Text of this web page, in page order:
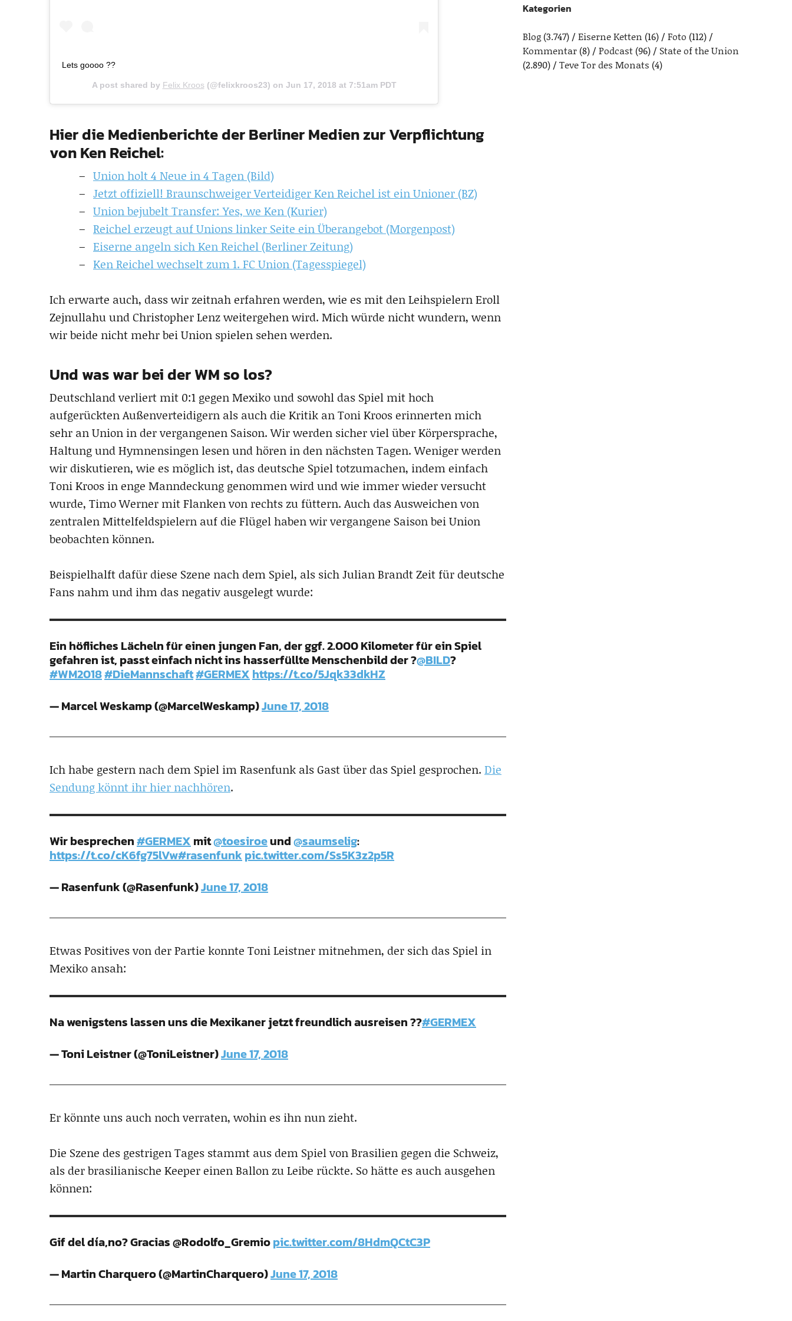
Lets goooo ??
A post shared by Felix Kroos (@felixkroos23) on Jun 17, 2018 at 7:51am PDT
Hier die Medienberichte der Berliner Medien zur Verpflichtung
von Ken Reichel:
Union holt 4 Neue in 4 Tagen (Bild)
Jetzt offiziell! Braunschweiger Verteidiger Ken Reichel ist ein Unioner (BZ)
Union bejubelt Transfer: Yes, we Ken (Kurier)
Reichel erzeugt auf Unions linker Seite ein Überangebot (Morgenpost)
Eiserne angeln sich Ken Reichel (Berliner Zeitung)
Ken Reichel wechselt zum 1. FC Union (Tagesspiegel)
Ich erwarte auch, dass wir zeitnah erfahren werden, wie es mit den Leihspielern Eroll
Zejnullahu und Christopher Lenz weitergehen wird. Mich würde nicht wundern, wenn
wir beide nicht mehr bei Union spielen sehen werden.
Und was war bei der WM so los?
Deutschland verliert mit 0:1 gegen Mexiko und sowohl das Spiel mit hoch
aufgerückten Außenverteidigern als auch die Kritik an Toni Kroos erinnerten mich
sehr an Union in der vergangenen Saison. Wir werden sicher viel über Körpersprache,
Haltung und Hymnensingen lesen und hören in den nächsten Tagen. Weniger werden
wir diskutieren, wie es möglich ist, das deutsche Spiel totzumachen, indem einfach
Toni Kroos in enge Manndeckung genommen wird und wie immer wieder versucht
wurde, Timo Werner mit Flanken von rechts zu füttern. Auch das Ausweichen von
zentralen Mittelfeldspielern auf die Flügel haben wir vergangene Saison bei Union
beobachten können.
Beispielhalft dafür diese Szene nach dem Spiel, als sich Julian Brandt Zeit für deutsche
Fans nahm und ihm das negativ ausgelegt wurde:
Ein höfliches Lächeln für einen jungen Fan, der ggf. 2.000 Kilometer für ein Spiel
gefahren ist, passt einfach nicht ins hasserfüllte Menschenbild der ?@BILD?
#WM2018#DieMannschaft#GERMEX https://t.co/5Jqk33dkHZ
— Marcel Weskamp (@MarcelWeskamp)June 17, 2018
Ich habe gestern nach dem Spiel im Rasenfunk als Gast über das Spiel gesprochen. Die
Sendung könnt ihr hier nachhören.
Wir besprechen#GERMEX mit@toesiroeund@saumselig:
https://t.co/cK6fg75lVw#rasenfunk pic.twitter.com/Ss5K3z2p5R
— Rasenfunk (@Rasenfunk)June 17, 2018
Etwas Positives von der Partie konnte Toni Leistner mitnehmen, der sich das Spiel in
Mexiko ansah:
Na wenigstens lassen uns die Mexikaner jetzt freundlich ausreisen ??#GERMEX
— Toni Leistner (@ToniLeistner)June 17, 2018
Er könnte uns auch noch verraten, wohin es ihn nun zieht.
Die Szene des gestrigen Tages stammt aus dem Spiel von Brasilien gegen die Schweiz,
als der brasilianische Keeper einen Ballon zu Leibe rückte. So hätte es auch ausgehen
können:
Gif del día,no? Gracias @Rodolfo_Gremiopic.twitter.com/8HdmQCtC3P
— Martin Charquero (@MartinCharquero)June 17, 2018
Kategorien
Blog(3.747) Eiserne Ketten (16) Foto (112)
Kommentar(8) Podcast(96)
State of the Union
(2.890)
Teve Tor des Monats (4)